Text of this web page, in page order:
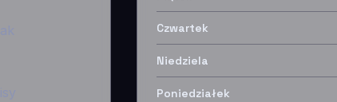
Czwartek
Niedziela
Poniedziałek